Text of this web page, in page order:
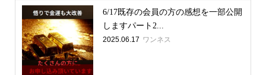
6/17既存の会員の方の感想を一部公開
しますパート2...
2025.06.17 ワンネス